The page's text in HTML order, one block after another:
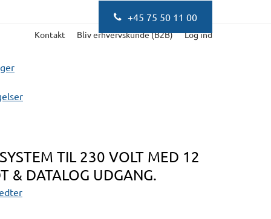
+45 75 50 11 00
Kontakt Bliv erhvervskunde (B2B) Log ind
TIL 230 VOLT MED 12
& DATALOG UDGANG.